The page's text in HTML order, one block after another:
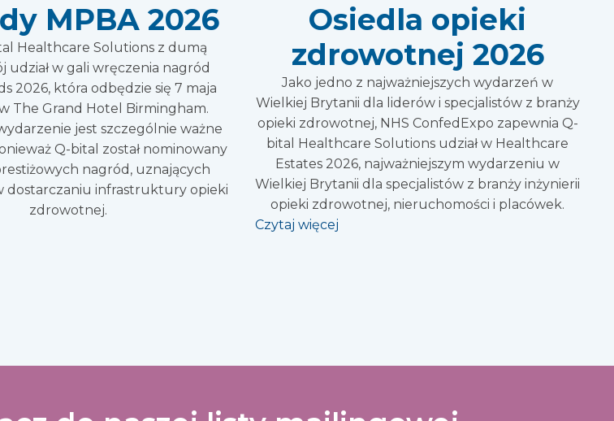
MPBA 2026
Healthcare Solutions z dumą
udział w gali wręczenia nagród
2026, która odbędzie się 7 maja
The Grand Hotel Birmingham.
jest szczególnie ważne
Q-bital został nominowany
nagród, uznających
dostarczaniu infrastruktury opieki
zdrowotnej.
Osiedla opieki
zdrowotnej 2026
Jako jedno z najważniejszych wydarzeń w
Wielkiej Brytanii dla liderów i specjalistów z branży
opieki zdrowotnej, NHS ConfedExpo zapewnia Q-
bital Healthcare Solutions udział w Healthcare
Estates 2026, najważniejszym wydarzeniu w
Wielkiej Brytanii dla specjalistów z branży inżynierii
opieki zdrowotnej, nieruchomości i placówek.
Czytaj więcej